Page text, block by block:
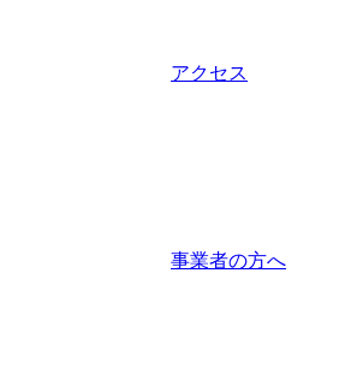
アクセス
事業者の方へ